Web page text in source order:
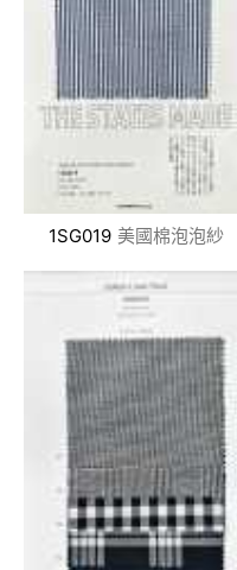
1SG019 美國棉泡泡紗